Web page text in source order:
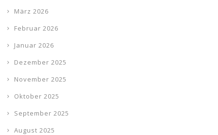
März 2026
Februar 2026
Januar 2026
Dezember 2025
November 2025
Oktober 2025
September 2025
August 2025